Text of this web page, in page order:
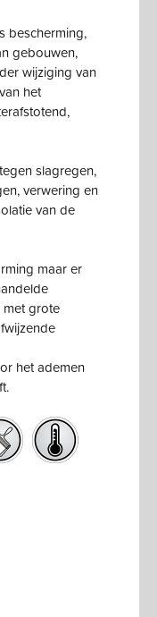
bescherming,
gebouwen,
wijziging van
het
slagregen,
verwering en
van de
maar er
met grote
het ademen